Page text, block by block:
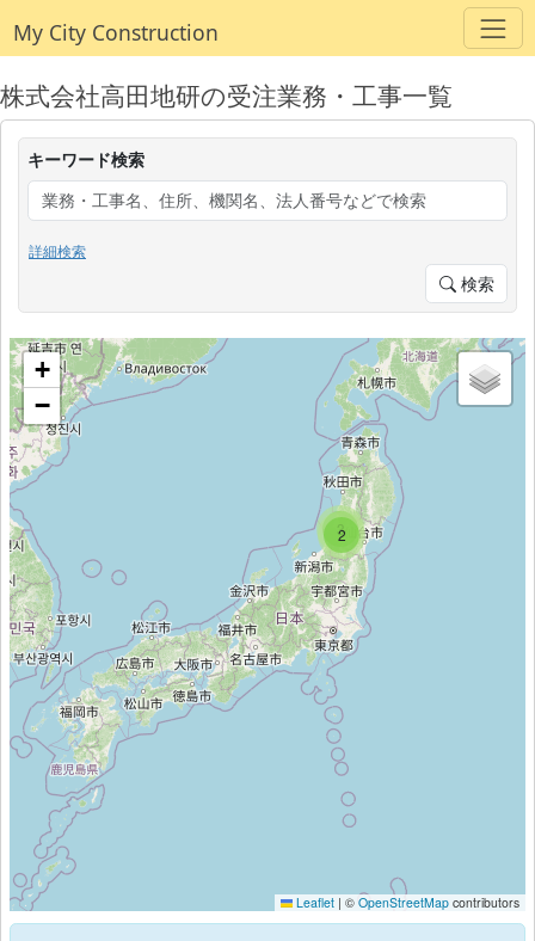
My City Construction
株式会社高田地研の受注業務・工事一覧
キーワード検索
詳細検索
検索
2
3
+
−
Leaflet | © OpenStreetMap contributors